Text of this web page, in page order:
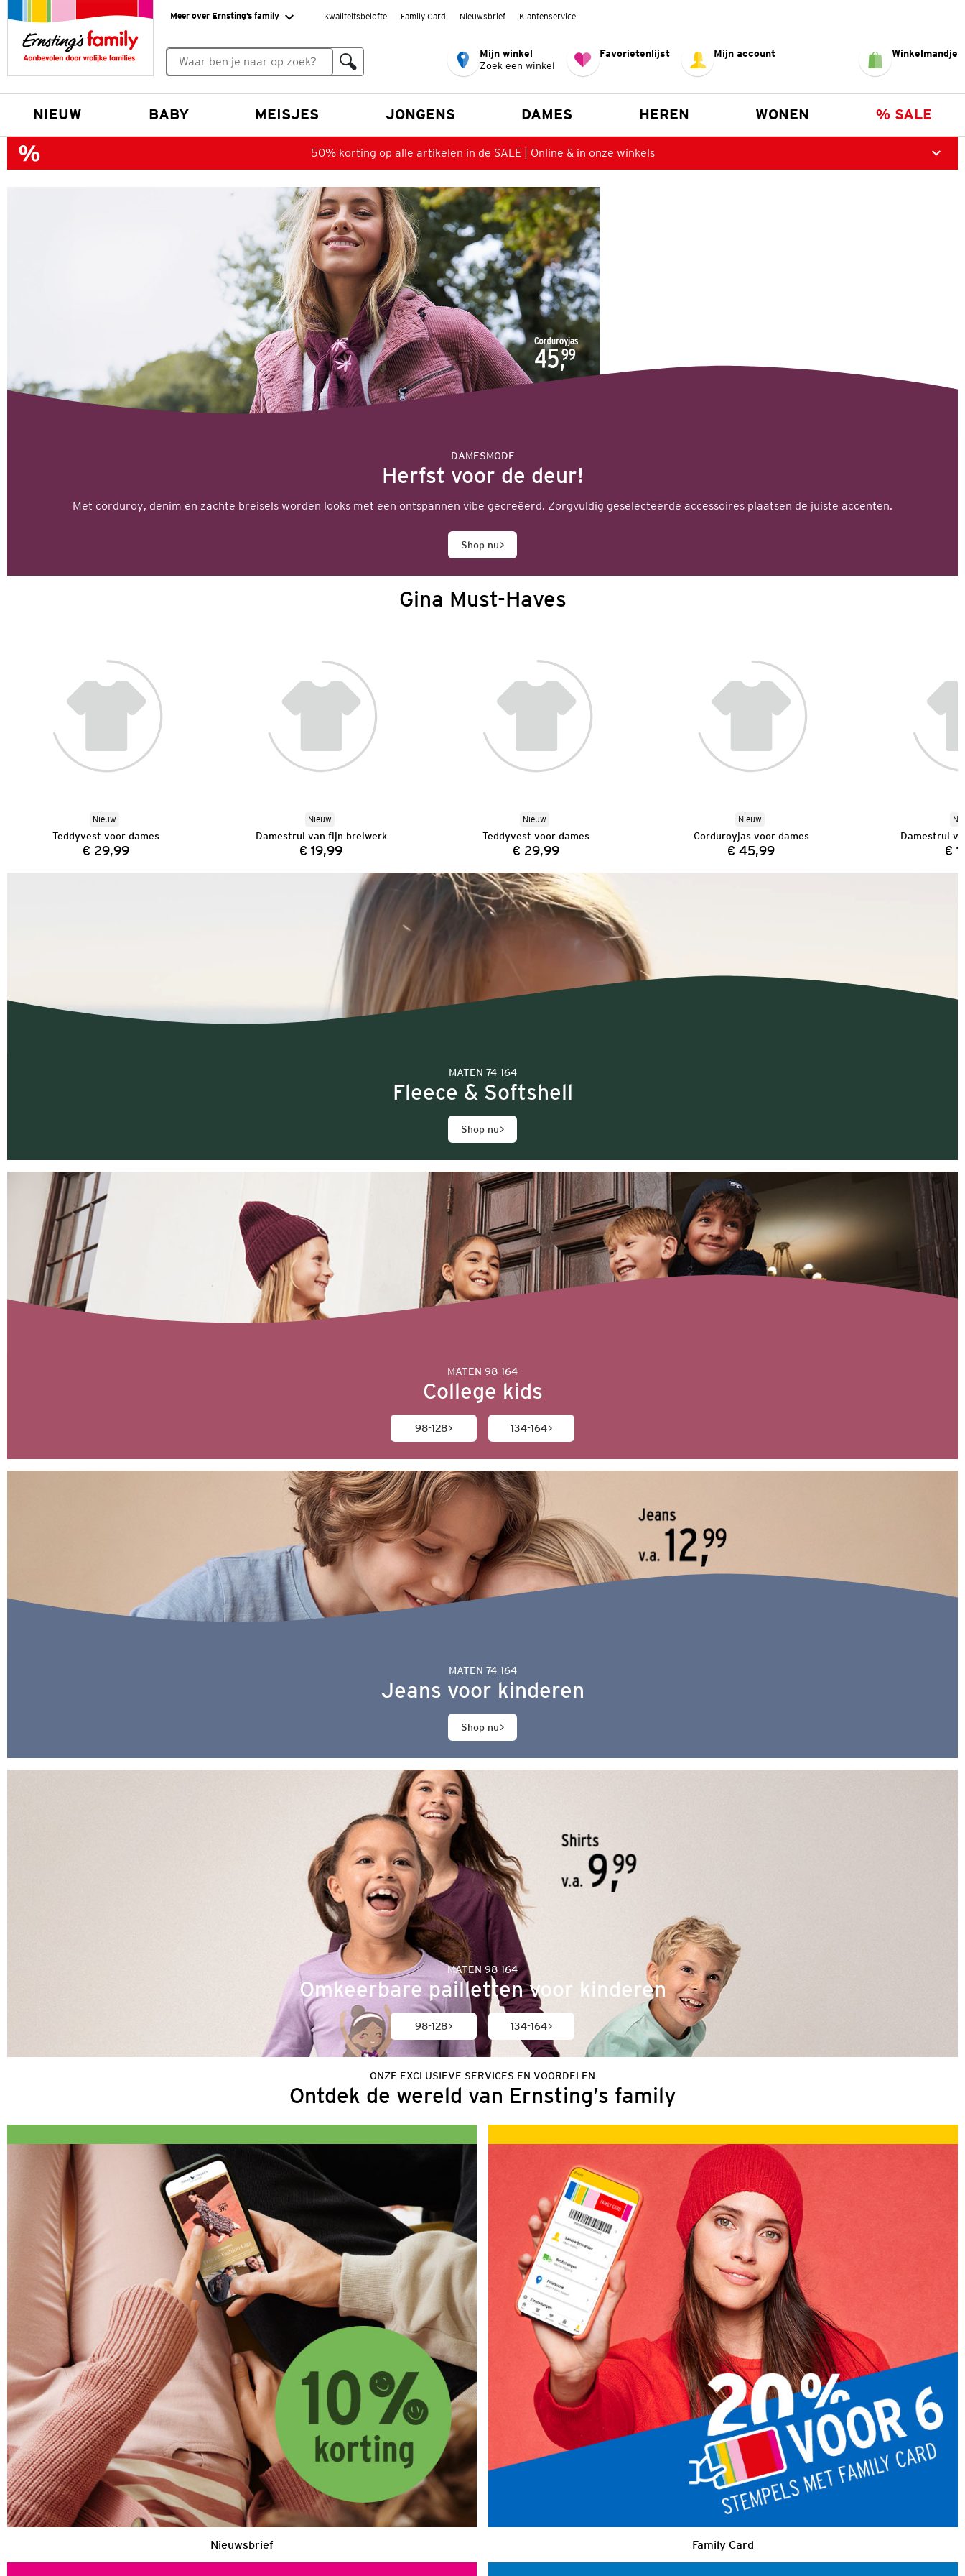
Meer over Ernsting’s family Kwaliteitsbelofte Family Card Nieuwsbrief Klantenservice
Mijn winkel
Zoek een winkel
Favorietenlijst Mijn account Winkelmandje
NIEUW BABY MEISJES JONGENS DAMES HEREN WONEN % SALE
50% korting op alle artikelen in de SALE | Online & in onze winkels
DAMESMODE
Herfst voor de deur!
Met corduroy, denim en zachte breisels worden looks met een ontspannen vibe gecreëerd. Zorgvuldig geselecteerde accessoires plaatsen de juiste accenten.
Shop nu
Gina Must-Haves
Nieuw
Teddyvest voor dames
Prijs:
€ 29,99
Nieuw
Damestrui van fijn breiwerk
Prijs:
€ 19,99
Nieuw
Teddyvest voor dames
Prijs:
€ 29,99
Nieuw
Corduroyjas voor dames
Prijs:
€ 45,99
Damestrui
€
MATEN 74-164
Fleece & Softshell
Shop nu
MATEN 98-164
College kids
98-128 134-164
MATEN 74-164
Jeans voor kinderen
Shop nu
MATEN 98-164
Omkeerbare pailletten voor kinderen
98-128 134-164
ONZE EXCLUSIEVE SERVICES EN VOORDELEN
Ontdek de wereld van Ernsting’s family
Nieuwsbrief Family Card